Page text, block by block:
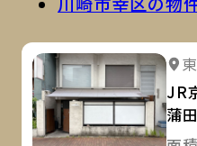
詳
JR
蒲